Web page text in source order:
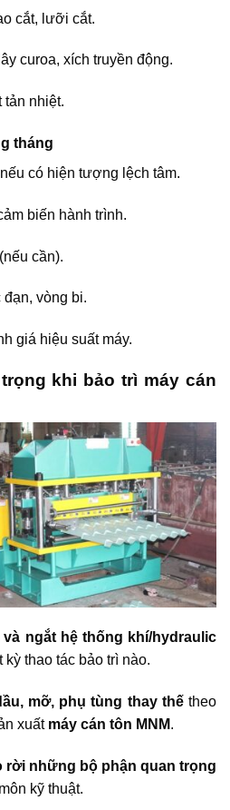
cắt, lưỡi cắt.
curoa, xích truyền động.
tản nhiệt.
tháng
có hiện tượng lệch tâm.
biến hành trình.
cần).
đạn, vòng bi.
giá hiệu suất máy.
khi bảo trì máy cán
ngắt hệ thống khí/hydraulic
thao tác bảo trì nào.
mỡ, phụ tùng thay thếtheo
xuất máy cán tôn MNM.
rời những bộ phận quan trọng
kỹ thuật.